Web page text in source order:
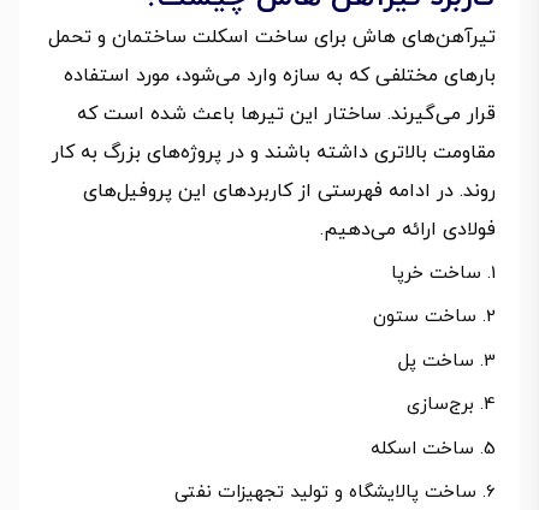
تیرآهن‌های هاش برای ساخت اسکلت ساختمان و تحمل
بارهای مختلفی که به سازه وارد می‌شود، مورد استفاده
قرار می‌گیرند. ساختار این تیرها باعث شده است که
مقاومت بالاتری داشته باشند و در پروژه‌های بزرگ به کار
روند. در ادامه فهرستی از کاربردهای این پروفیل‌های
فولادی ارائه می‌دهیم.
ساخت خرپا
ساخت ستون
ساخت پل
برج‌سازی
ساخت اسکله
ساخت پالایشگاه و تولید تجهیزات نفتی